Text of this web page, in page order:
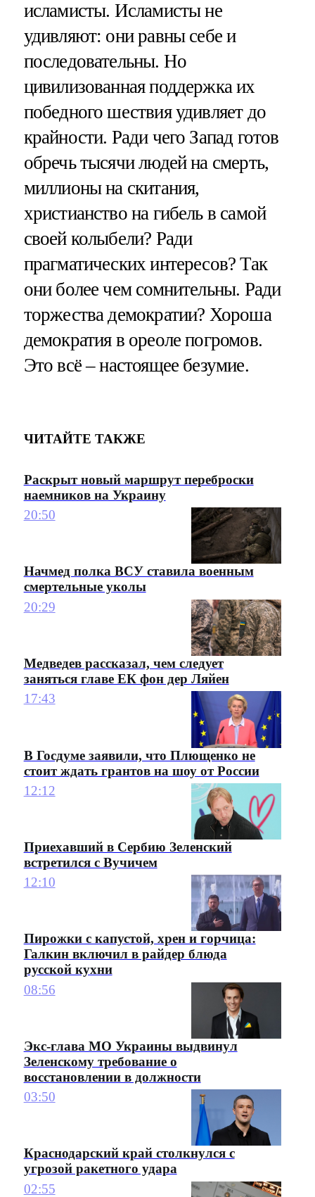
исламисты. Исламисты не
удивляют: они равны себе и
последовательны. Но
цивилизованная поддержка их
победного шествия удивляет до
крайности. Ради чего Запад готов
обречь тысячи людей на смерть,
миллионы на скитания,
христианство на гибель в самой
своей колыбели? Ради
прагматических интересов? Так
они более чем сомнительны. Ради
торжества демократии? Хороша
демократия в ореоле погромов.
Это всё – настоящее безумие.
ЧИТАЙТЕ ТАКЖЕ
Раскрыт новый маршрут переброски
наемников на Украину
20:50
Начмед полка ВСУ ставила военным
смертельные уколы
20:29
Медведев рассказал, чем следует
заняться главе ЕК фон дер Ляйен
17:43
В Госдуме заявили, что Плющенко не
стоит ждать грантов на шоу от России
12:12
Приехавший в Сербию Зеленский
встретился с Вучичем
12:10
Пирожки с капустой, хрен и горчица:
Галкин включил в райдер блюда
русской кухни
08:56
Экс-глава МО Украины выдвинул
Зеленскому требование о
восстановлении в должности
03:50
Краснодарский край столкнулся с
угрозой ракетного удара
02:55